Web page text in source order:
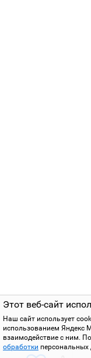
Этот веб-сайт
Наш сайт использует
использованием Яндекс
взаимодействие с ним.
обработки персональных